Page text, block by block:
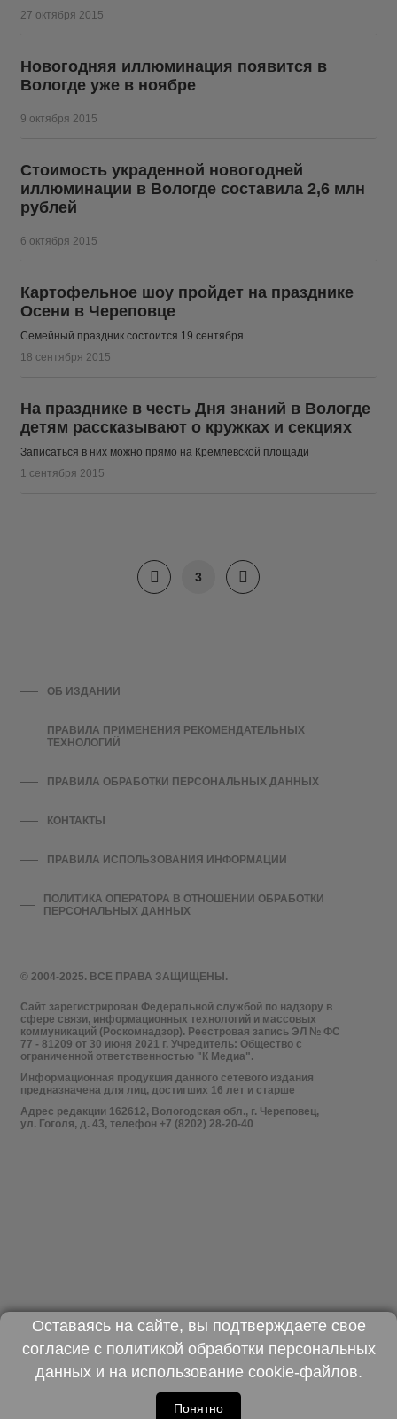
27 октября 2015
Новогодняя иллюминация появится в
Вологде уже в ноябре
9 октября 2015
Стоимость украденной новогодней
иллюминации в Вологде составила 2,6 млн
рублей
6 октября 2015
Картофельное шоу пройдет на празднике
Осени в Череповце
Семейный праздник состоится 19 сентября
18 сентября 2015
На празднике в честь Дня знаний в Вологде
детям рассказывают о кружках и секциях
Записаться в них можно прямо на Кремлевской площади
1 сентября 2015
3
© 2004-2025. ВСЕ ПРАВА ЗАЩИЩЕНЫ.
Сайт зарегистрирован Федеральной службой по надзору в
сфере связи, информационных технологий и массовых
коммуникаций (Роскомнадзор). Реестровая запись ЭЛ № ФС
77 - 81209 от 30 июня 2021 г. Учредитель: Общество с
ограниченной ответственностью "К Медиа".
Информационная продукция данного сетевого издания
предназначена для лиц, достигших 16 лет и старше
Адрес редакции 162612, Вологодская обл., г. Череповец,
ул. Гоголя, д. 43, телефон +7 (8202) 28-20-40
ОБ ИЗДАНИИ
ПРАВИЛА ПРИМЕНЕНИЯ РЕКОМЕНДАТЕЛЬНЫХ
ТЕХНОЛОГИЙ
ПРАВИЛА ОБРАБОТКИ ПЕРСОНАЛЬНЫХ ДАННЫХ
КОНТАКТЫ
ПРАВИЛА ИСПОЛЬЗОВАНИЯ ИНФОРМАЦИИ
ПОЛИТИКА ОПЕРАТОРА В ОТНОШЕНИИ ОБРАБОТКИ
ПЕРСОНАЛЬНЫХ ДАННЫХ
Оставаясь на сайте, вы подтверждаете свое
согласие с политикой обработки персональных
данныхи на использование cookie-файлов.
Понятно